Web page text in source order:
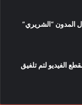
المدون “الشريري”
الفيديو لتم تلفيق